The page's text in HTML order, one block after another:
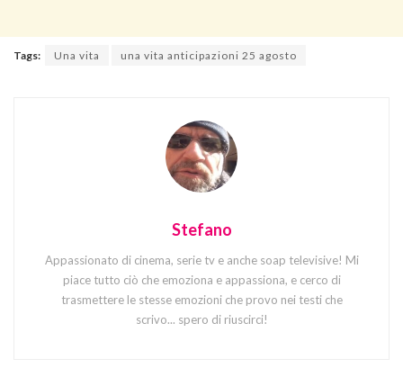
Tags: Una vita una vita anticipazioni 25 agosto
Stefano
Appassionato di cinema, serie tv e anche soap televisive! Mi
piace tutto ciò che emoziona e appassiona, e cerco di
trasmettere le stesse emozioni che provo nei testi che
scrivo... spero di riuscirci!